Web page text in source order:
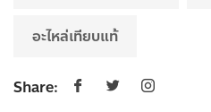
อะไหล่เทียบแท้
Share: